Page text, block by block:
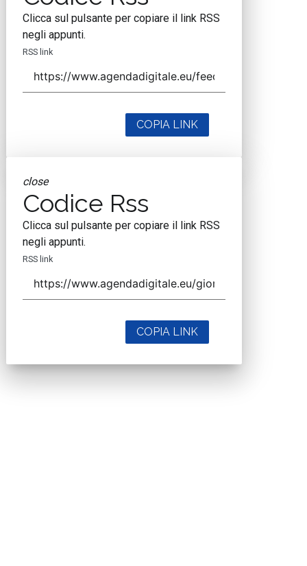
Clicca sul pulsante per copiare il link RSS
negli appunti.
RSS link
COPIA LINK
close
Codice Rss
Clicca sul pulsante per copiare il link RSS
negli appunti.
RSS link
COPIA LINK